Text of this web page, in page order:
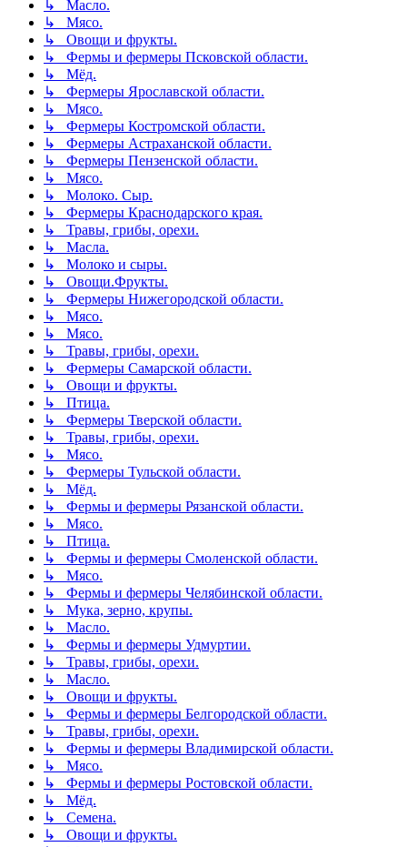
↳ Масло.
↳ Мясо.
↳ Овощи и фрукты.
↳ Фермы и фермеры Псковской области.
↳ Мёд.
↳ Фермеры Ярославской области.
↳ Мясо.
↳ Фермеры Костромской области.
↳ Фермеры Астраханской области.
↳ Фермеры Пензенской области.
↳ Мясо.
↳ Молоко. Сыр.
↳ Фермеры Краснодарского края.
↳ Травы, грибы, орехи.
↳ Масла.
↳ Молоко и сыры.
↳ Овощи.Фрукты.
↳ Фермеры Нижегородской области.
↳ Мясо.
↳ Мясо.
↳ Травы, грибы, орехи.
↳ Фермеры Самарской области.
↳ Овощи и фрукты.
↳ Птица.
↳ Фермеры Тверской области.
↳ Травы, грибы, орехи.
↳ Мясо.
↳ Фермеры Тульской области.
↳ Мёд.
↳ Фермы и фермеры Рязанской области.
↳ Мясо.
↳ Птица.
↳ Фермы и фермеры Смоленской области.
↳ Мясо.
↳ Фермы и фермеры Челябинской области.
↳ Мука, зерно, крупы.
↳ Масло.
↳ Фермы и фермеры Удмуртии.
↳ Травы, грибы, орехи.
↳ Масло.
↳ Овощи и фрукты.
↳ Фермы и фермеры Белгородской области.
↳ Травы, грибы, орехи.
↳ Фермы и фермеры Владимирской области.
↳ Мясо.
↳ Фермы и фермеры Ростовской области.
↳ Мёд.
↳ Семена.
↳ Овощи и фрукты.